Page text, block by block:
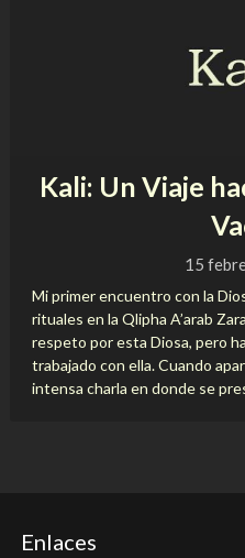
Kali: Un Viaje
15
Mi primer encuentro con la
rituales en la Qlipha A’arab
respeto por esta Diosa, pero
trabajado con ella. Cuando
intensa charla en donde se
Enlaces